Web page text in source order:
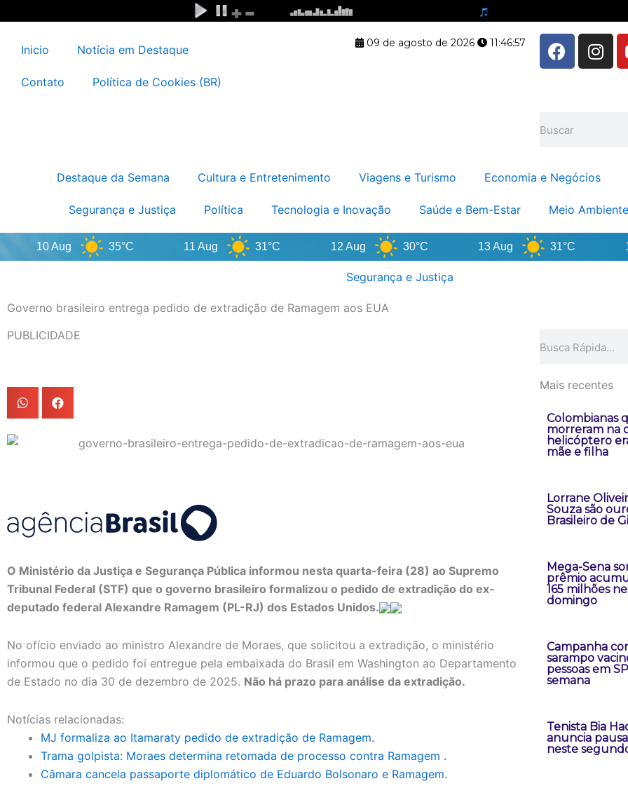
Inicio Notícia em Destaque
Contato Política de Cookies (BR)
09 de agosto de 2026 11:46:57
F
a
o
I
n
m
Destaque da Semana Cultura e Entretenimento Viagens e Turismo Economia e Negócios
Segurança e Justiça Política Tecnologia e Inovação Saúde e Bem-Estar Meio
10 Aug 35°C 11 Aug 31°C 12 Aug 30°C 13 Aug 31°C 14
Segurança e Justiça
Governo brasileiro entrega pedido de extradição de Ramagem aos EUA
PUBLICIDADE
O Ministério da Justiça e Segurança Pública informou nesta quarta-feira (28) ao Supremo
Tribunal Federal (STF) que o governo brasileiro formalizou o pedido de extradição do ex-
deputado federal Alexandre Ramagem (PL-RJ) dos Estados Unidos.
No ofício enviado ao ministro Alexandre de Moraes, que solicitou a extradição, o ministério
informou que o pedido foi entregue pela embaixada do Brasil em Washington ao Departamento
de Estado no dia 30 de dezembro de 2025. Não há prazo para análise da extradição.
Notícias relacionadas:
MJ formaliza ao Itamaraty pedido de extradição de Ramagem.
Trama golpista: Moraes determina retomada de processo contra Ramagem .
Câmara cancela passaporte diplomático de Eduardo Bolsonaro e Ramagem.
Mais recentes
Colombianas
morreram na
helicóptero
mãe e filha
Lorrane
Souza são
Brasileiro de
Mega-Sena
prêmio
165 milhões
domingo
Campanha
sarampo
pessoas em
semana
Tenista Bia
anuncia
neste